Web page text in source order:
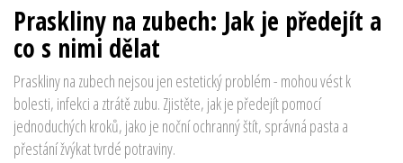
Praskliny na zubech: Jak je předejít a
co s nimi dělat
Praskliny na zubech nejsou jen estetický problém - mohou vést k
bolesti, infekci a ztrátě zubu. Zjistěte, jak je předejít pomocí
jednoduchých kroků, jako je noční ochranný štít, správná pasta a
přestání žvýkat tvrdé potraviny.